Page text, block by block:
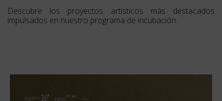
Descubre los proyectos artísticos más destacados
impulsados en nuestro programa de incubación.